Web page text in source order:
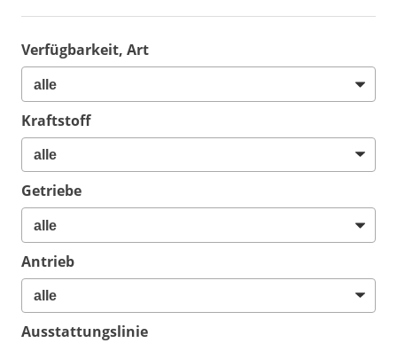
Verfügbarkeit, Art
Kraftstoff
Getriebe
Antrieb
Ausstattungslinie